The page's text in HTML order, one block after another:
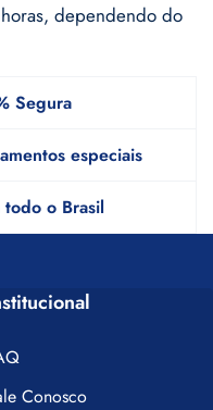
dependendo do
Segura
especiais
o Brasil
Conosco